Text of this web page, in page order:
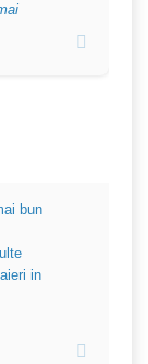
bun
in